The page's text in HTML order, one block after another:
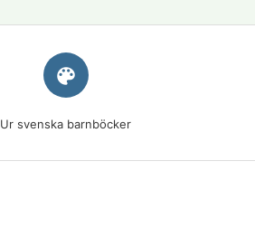
palette
Ur svenska barnböcker